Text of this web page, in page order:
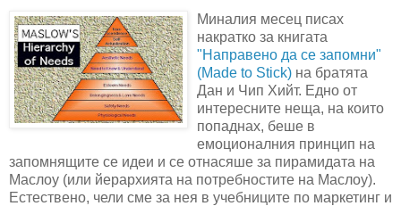
Миналия месец писах
накратко за книгата
"Направено да се запомни"
(Made to Stick) на братята
Дан и Чип Хийт. Едно от
интересните неща, на които
попаднах, беше в
емоционалния принцип на
запомнящите се идеи и се отнасяше за пирамидата на
Маслоу (или йерархията на потребностите на Маслоу).
Естествено, чели сме за нея в учебниците по маркетинг и